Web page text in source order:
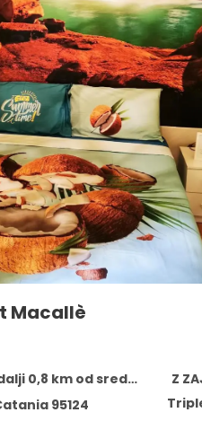
Macallè
0,8 km od središča
Z
95124